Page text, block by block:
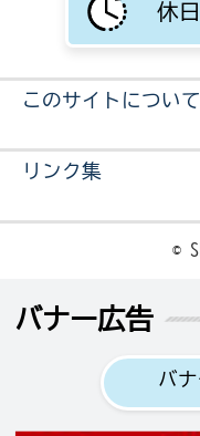
休
このサイトについて
リンク集
©
バナー広告
バ